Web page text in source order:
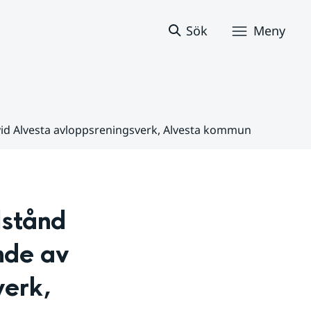
Sök Meny
Alvesta avloppsreningsverk, Alvesta kommun
av